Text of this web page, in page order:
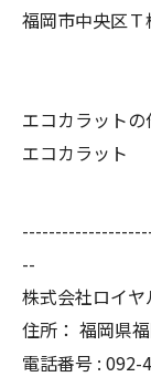
福岡市中央区Ｔ
エコカラットの
エコカラット
--
株式会社ロイ
住所： 福岡県
電話番号 : 092-